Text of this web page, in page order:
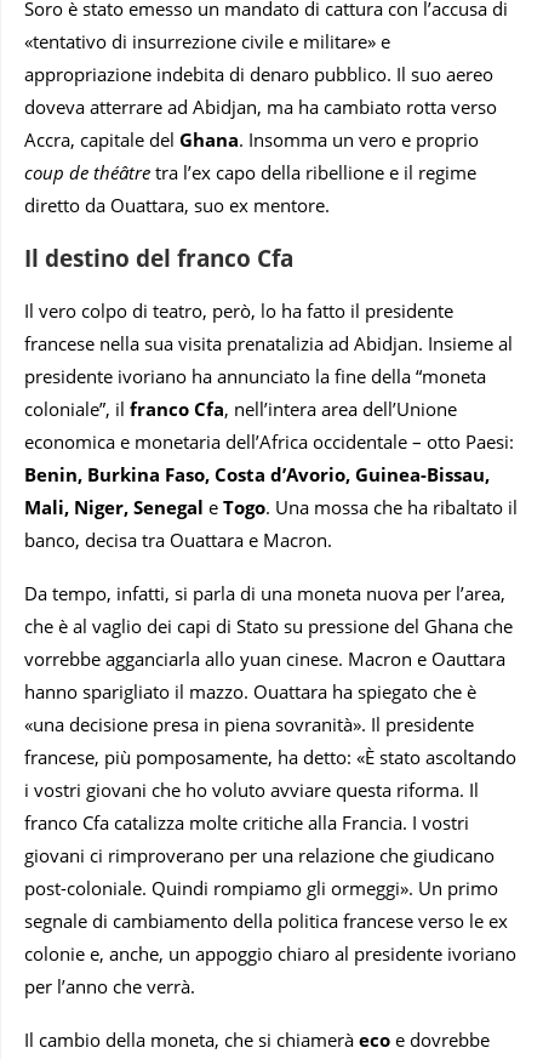
Soro è stato emesso un mandato di cattura con l’accusa di
«tentativo di insurrezione civile e militare» e
appropriazione indebita di denaro pubblico. Il suo aereo
doveva atterrare ad Abidjan, ma ha cambiato rotta verso
Accra, capitale del Ghana. Insomma un vero e proprio
coup de théâtre tra l’ex capo della ribellione e il regime
diretto da Ouattara, suo ex mentore.
Il destino del franco Cfa
Il vero colpo di teatro, però, lo ha fatto il presidente
francese nella sua visita prenatalizia ad Abidjan. Insieme al
presidente ivoriano ha annunciato la fine della “moneta
coloniale”, il franco Cfa, nell’intera area dell’Unione
economica e monetaria dell’Africa occidentale – otto Paesi:
Benin, Burkina Faso, Costa d’Avorio, Guinea-Bissau,
Mali, Niger, Senegal e Togo. Una mossa che ha ribaltato il
banco, decisa tra Ouattara e Macron.
Da tempo, infatti, si parla di una moneta nuova per l’area,
che è al vaglio dei capi di Stato su pressione del Ghana che
vorrebbe agganciarla allo yuan cinese. Macron e Oauttara
hanno sparigliato il mazzo. Ouattara ha spiegato che è
«una decisione presa in piena sovranità». Il presidente
francese, più pomposamente, ha detto: «È stato ascoltando
i vostri giovani che ho voluto avviare questa riforma. Il
franco Cfa catalizza molte critiche alla Francia. I vostri
giovani ci rimproverano per una relazione che giudicano
post-coloniale. Quindi rompiamo gli ormeggi». Un primo
segnale di cambiamento della politica francese verso le ex
colonie e, anche, un appoggio chiaro al presidente ivoriano
per l’anno che verrà.
Il cambio della moneta, che si chiamerà eco e dovrebbe